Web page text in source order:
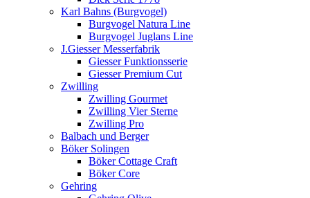
Karl Bahns (Burgvogel)
Burgvogel Natura Line
Burgvogel Juglans Line
J.Giesser Messerfabrik
Giesser Funktionsserie
Giesser Premium Cut
Zwilling
Zwilling Gourmet
Zwilling Vier Sterne
Zwilling Pro
Balbach und Berger
Böker Solingen
Böker Cottage Craft
Böker Core
Gehring